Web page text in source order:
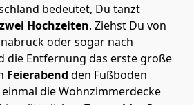
bedeutet, Du tanzt
zwei Hochzeiten. Ziehst Du von
oder sogar nach
die Entfernung das erste große
Feierabend den Fußboden
die Wohnzimmerdecke